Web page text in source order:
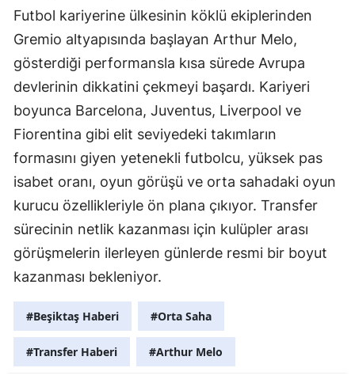
Futbol kariyerine ülkesinin köklü ekiplerinden
Gremio altyapısında başlayan Arthur Melo,
gösterdiği performansla kısa sürede Avrupa
devlerinin dikkatini çekmeyi başardı. Kariyeri
boyunca Barcelona, Juventus, Liverpool ve
Fiorentina gibi elit seviyedeki takımların
formasını giyen yetenekli futbolcu, yüksek pas
isabet oranı, oyun görüşü ve orta sahadaki oyun
kurucu özellikleriyle ön plana çıkıyor. Transfer
sürecinin netlik kazanması için kulüpler arası
görüşmelerin ilerleyen günlerde resmi bir boyut
kazanması bekleniyor.
#Beşiktaş Haberi #Orta Saha
#Transfer Haberi #Arthur Melo